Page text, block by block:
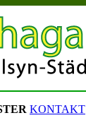
KONTAKT